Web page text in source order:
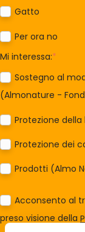
Gatto
Per ora no
Mi interessa:*
Sostegno al
(Almonature -
Protezione
Protezione dei
Prodotti (Almo
Acconsento al
preso visione della